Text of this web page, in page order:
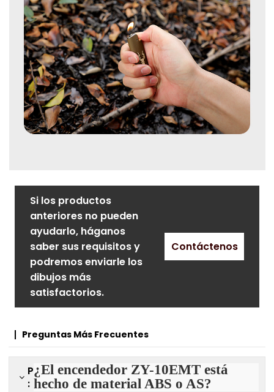
Si los productos
anteriores no pueden
ayudarlo, háganos
saber sus requisitos y
podremos enviarle los
dibujos más
satisfactorios.
Contáctenos
Preguntas Más Frecuentes
P
:
¿El encendedor ZY-10EMT está
hecho de material ABS o AS?